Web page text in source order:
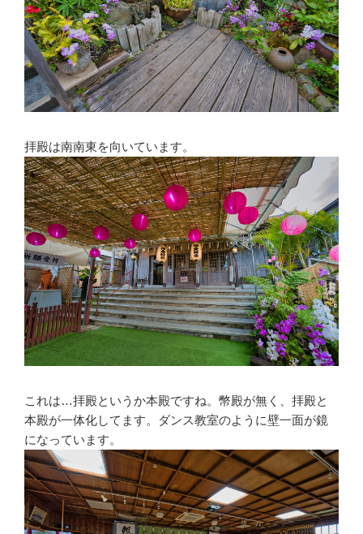
拝殿は南南東を向いています。
これは…拝殿というか本殿ですね。幣殿が無く、拝殿と
本殿が一体化してます。ダンス教室のように壁一面が鏡
になっています。